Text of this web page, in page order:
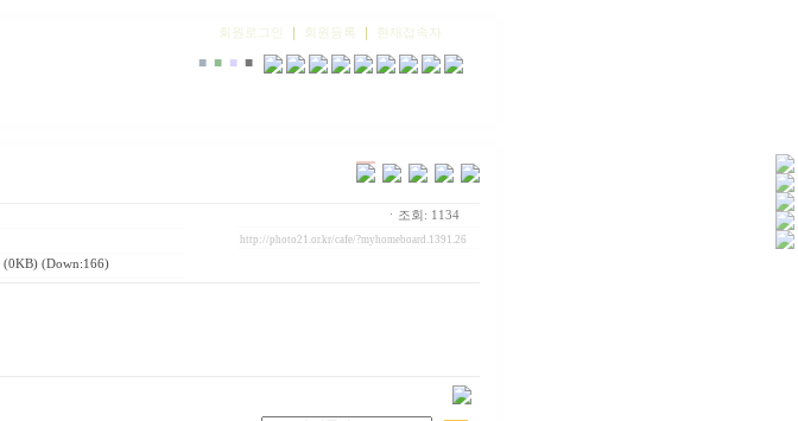
회원로그인 회원등록 현재접속자
■ ■ ■ ■
(0KB) (Down:166)
ㆍ조회: 1134
http://photo21.or.kr/cafe/?myhomeboard.1391.26